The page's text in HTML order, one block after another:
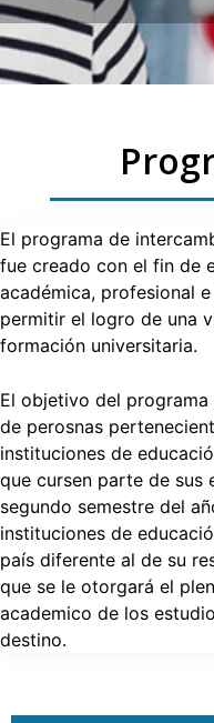
El programa de
fue creado con el fin de
académica, profesional
permitir el logro de una
formación universitaria.
El objetivo del
de perosnas
instituciones de
que cursen parte de sus
segundo semestre del
instituciones de
país diferente al de su
que se le otorgará el
academico de los
destino.